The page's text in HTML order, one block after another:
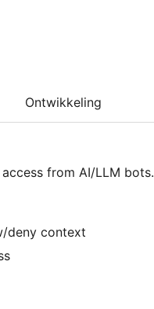
Ontwikkeling
from AI/LLM bots.
deny context